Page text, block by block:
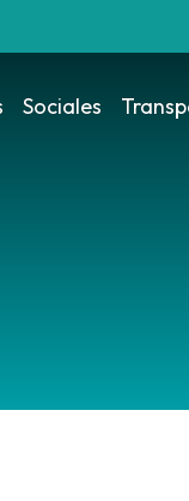
Sociales